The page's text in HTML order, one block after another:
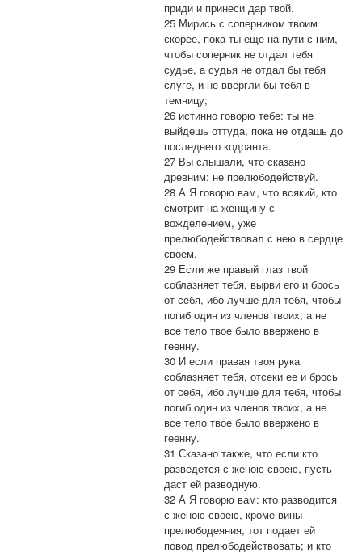
приди и принеси дар твой.
25 Мирись с соперником твоим
скорее, пока ты еще на пути с ним,
чтобы соперник не отдал тебя
судье, а судья не отдал бы тебя
слуге, и не ввергли бы тебя в
темницу;
26 истинно говорю тебе: ты не
выйдешь оттуда, пока не отдашь до
последнего кодранта.
27 Вы слышали, что сказано
древним: не прелюбодействуй.
28 А Я говорю вам, что всякий, кто
смотрит на женщину с
вожделением, уже
прелюбодействовал с нею в сердце
своем.
29 Если же правый глаз твой
соблазняет тебя, вырви его и брось
от себя, ибо лучше для тебя, чтобы
погиб один из членов твоих, а не
все тело твое было ввержено в
геенну.
30 И если правая твоя рука
соблазняет тебя, отсеки ее и брось
от себя, ибо лучше для тебя, чтобы
погиб один из членов твоих, а не
все тело твое было ввержено в
геенну.
31 Сказано также, что если кто
разведется с женою своею, пусть
даст ей разводную.
32 А Я говорю вам: кто разводится
с женою своею, кроме вины
прелюбодеяния, тот подает ей
повод прелюбодействовать; и кто